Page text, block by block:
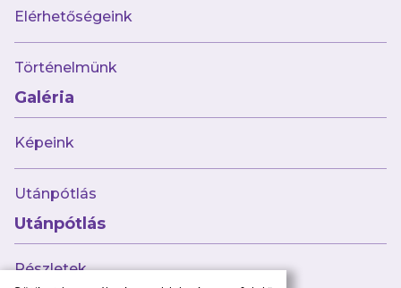
Elérhetőségeink
Történelmünk
Galéria
Képeink
Utánpótlás
Utánpótlás
Részletek
Galéria
Utánpótlás
Babaváró
ajándékcsomag
Újpest FC
TAO
Klub infó
Sajtó
Press Kit